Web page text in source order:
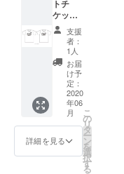
せて頂
きます)
スタッ
フよ
り、お
礼の
メール
も送ら
せてい
ただき
ます。
※ご支援
をして
始日か
ら１年
間使用
可能
営業開
始日・
イベン
トにつ
いては
SNSで
告知) (T
シャツ
は現在
中 ※写
トチ
ケット
11枚
オリジ
ナルT
シャツ1
ケット
使用で
入場料
のみ提
供 ご本
人様以
外でも
使用可
支援
者：
1人
お届
け予
定：
2020
年06
月
詳細を見る
こ
の
リ
タ
ー
ン
を
選
択
す
る